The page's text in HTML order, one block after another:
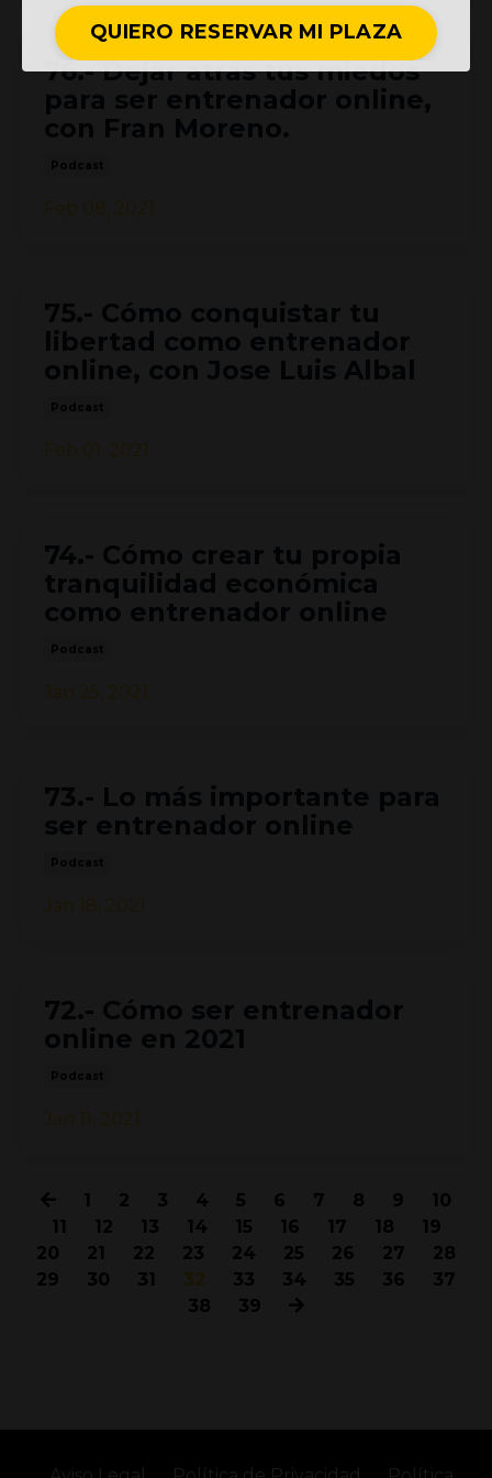
76.- Dejar atrás tus miedos
Feb 08, 2021
Feb 01, 2021
Jan 25, 2021
Jan 18, 2021
Jan 11, 2021
1 2 3 4 5 6 7 8 9
10
11
12 13 14 15 16 17 18
19
20
21 22 23 24 25 26 27
28
29
30 31 32 33 34 35 36
37
38
39
QUIERO RESERVAR MI PLAZA